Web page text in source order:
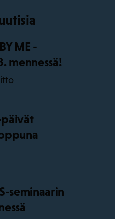
ME -
mennessä!
päivät
seminaarin